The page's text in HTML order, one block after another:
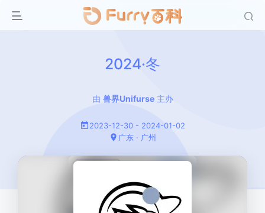
2024·冬
由 兽界Unifurse 主办
2023-12-30 - 2024-01-02
广东 · 广州